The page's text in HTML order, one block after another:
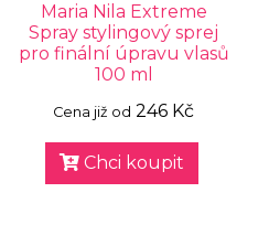
Maria Nila Extreme
Spray stylingový sprej
pro finální úpravu vlasů
100 ml
Cena již od 246 Kč
Chci koupit